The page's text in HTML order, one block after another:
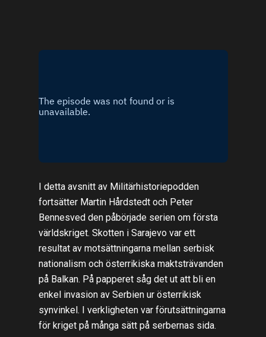
I detta avsnitt av Militärhistoriepodden
fortsätter Martin Hårdstedt och Peter
Bennesved den påbörjade serien om första
världskriget. Skotten i Sarajevo var ett
resultat av motsättningarna mellan serbisk
nationalism och österrikiska maktsträvanden
på Balkan. På papperet såg det ut att bli en
enkel invasion av Serbien ur österrikisk
synvinkel. I verkligheten var förutsättningarna
för kriget på många sätt på serbernas sida.